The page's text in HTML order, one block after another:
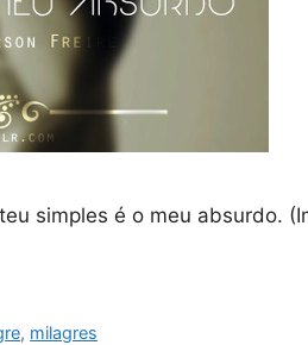
simples é o meu absurdo.
, milagres